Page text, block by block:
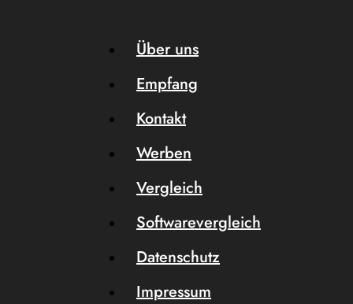
Über uns
Empfang
Kontakt
Werben
Vergleich
Softwarevergleich
Datenschutz
Impressum